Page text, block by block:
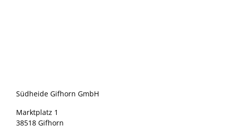
Südheide Gifhorn GmbH
Marktplatz 1
38518 Gifhorn